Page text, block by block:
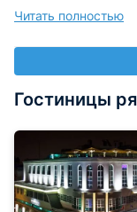
располагались
машинотракторная
храма
Отечественной
В храме хранится
чумы в 1848 году.
Архитектура
барокко,
другими
Читать полностью
Гостиницы